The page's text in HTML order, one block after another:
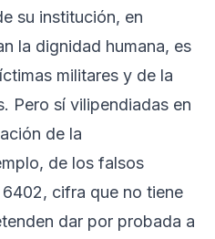
su institución, en
la dignidad humana, es
militares y de la
Pero sí vilipendiadas en
de la
de los falsos
cifra que no tiene
dar por probada a